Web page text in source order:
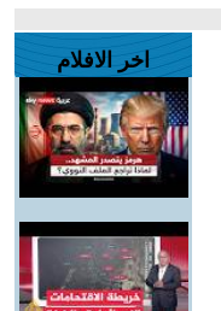
اخر الافلام